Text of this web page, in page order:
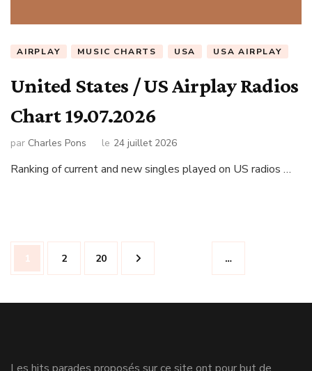
AIRPLAY MUSIC CHARTS USA USA AIRPLAY
United States / US Airplay Radios
Chart 19.07.2026
par Charles Pons le 24 juillet 2026
Ranking of current and new singles played on US radios …
Navigation
des
Page
1 Page
2 …
Page
20